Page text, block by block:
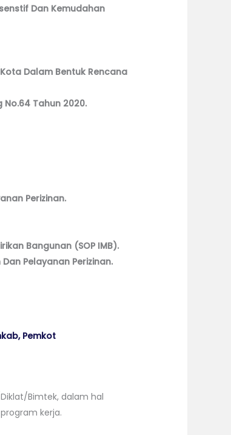
Dan Kemudahan
Dalam Bentuk Rencana
Tahun 2020.
Perizinan.
Bangunan (SOP IMB).
Pelayanan Perizinan.
Pemkot
Bimtek, dalam hal
kerja.